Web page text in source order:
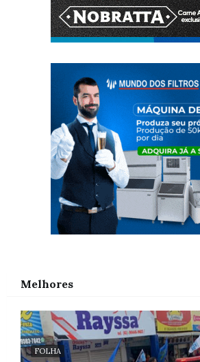
Melhores
FOLHA